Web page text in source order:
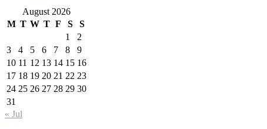
August 2026
M T W T F S
S
1
2
3
4 5 6 7 8
9
10 11 12 13 14 15 16
17 18 19 20 21 22 23
24 25 26 27 28 29 30
31
« Jul